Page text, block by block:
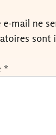
e-mail ne
sont
*